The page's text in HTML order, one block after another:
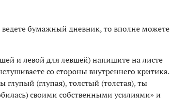
бумажный дневник, то вполне можете
и левой для левшей) напишите на листе
со стороны внутреннего критика.
глупый (глупая), толстый (толстая), ты
своими собственными усилиями» и